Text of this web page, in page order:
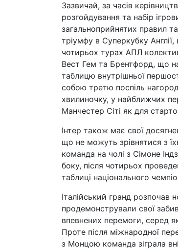
Зазвичай, за часів
розгойдування та набір
загальноприйнятих правил
тріумфу в Суперкубку
чотирьох турах АПЛ
Вест Гем та Брентфорд, що
таблицю внутрішньої
собою третю поспіль
хвилиночку, у найближчих
Манчестер Сіті як для
Інтер також має свої
що не можуть зрівнятися з
команда на чолі з Сімоне
боку, після чотирьох
таблиці національного
Італійський гранд розпочав
продемонстрували свої
впевнених перемоги, серед
Проте після міжнародної
з Монцою команда зіграла